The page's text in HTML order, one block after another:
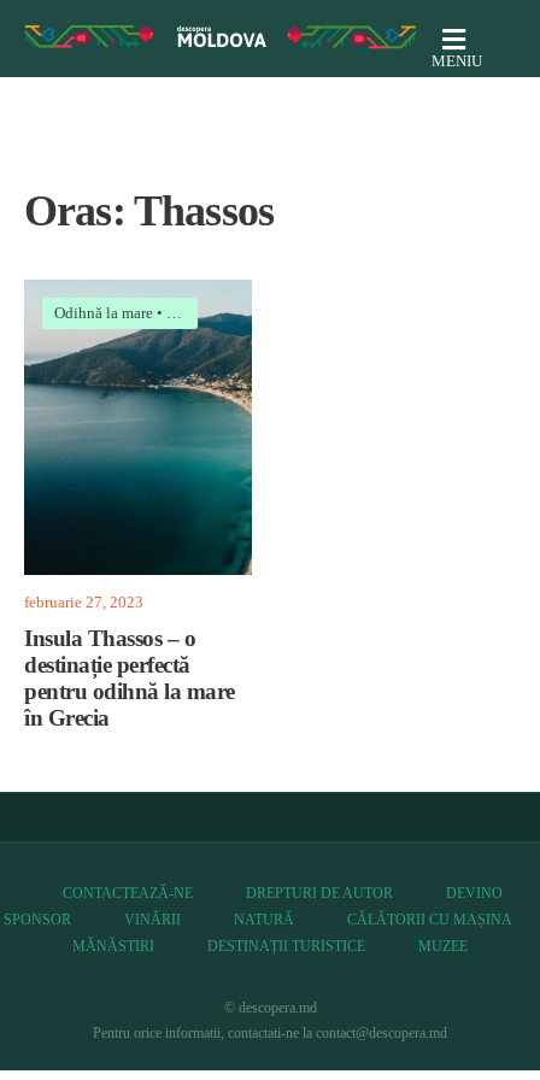
MENIU
Oras: Thassos
Odihnă la mare • Odihnă la mare în Grecia
februarie 27, 2023
Insula Thassos – o
destinație perfectă
pentru odihnă la mare
în Grecia
CONTACTEAZĂ-NE DREPTURI DE AUTOR
DEVINO
SPONSOR
VINĂRII NATURĂ
CĂLĂTORII CU MAȘINA
MĂNĂSTIRI
DESTINAȚII TURISTICE MUZEE
© descopera.md
Pentru orice informatii, contactati-ne la contact@descopera.md